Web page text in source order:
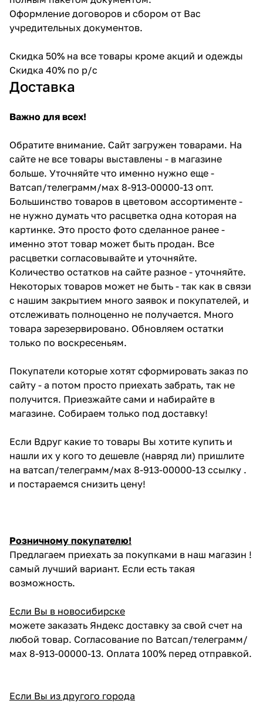
Оформление договоров и сбором от Вас
учредительных документов.
Скидка 50% на все товары кроме акций и одежды
Скидка 40% по р/с
Доставка
Важно для всех!
Обратите внимание. Сайт загружен товарами. На
сайте не все товары выставлены - в магазине
больше. Уточняйте что именно нужно еще -
Ватсап/телеграмм/мах 8-913-00000-13 опт.
Большинство товаров в цветовом ассортименте -
не нужно думать что расцветка одна которая на
картинке. Это просто фото сделанное ранее -
именно этот товар может быть продан. Все
расцветки согласовывайте и уточняйте.
Количество остатков на сайте разное - уточняйте.
Некоторых товаров может не быть - так как в связи
с нашим закрытием много заявок и покупателей, и
отслеживать полноценно не получается. Много
товара зарезервировано. Обновляем остатки
только по воскресеньям.
Покупатели которые хотят сформировать заказ по
сайту - а потом просто приехать забрать, так не
получится. Приезжайте сами и набирайте в
магазине. Собираем только под доставку!
Если Вдруг какие то товары Вы хотите купить и
нашли их у кого то дешевле (навряд ли) пришлите
на ватсап/телеграмм/мах 8-913-00000-13 ссылку .
и постараемся снизить цену!
Розничному покупателю!
Предлагаем приехать за покупками в наш магазин !
самый лучший вариант. Если есть такая
возможность.
Если Вы в новосибирске
можете заказать Яндекс доставку за свой счет на
любой товар. Согласование по Ватсап/телеграмм/
мах 8-913-00000-13. Оплата 100% перед отправкой.
Если Вы из другого города